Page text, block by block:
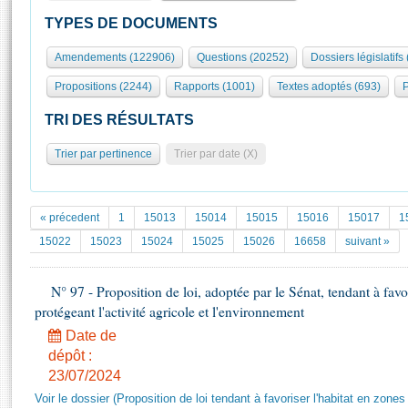
Présidence
577 députés
Groupes politiques
Séance publique
Commissions et autres organes
Europe et International
Pétitions
Documents parlementaires
Projets de loi
Propositions de loi
Amendements
Textes adoptés
Rôle et pouvoirs de l'Assemblée
Organisation de l'Assemblée
Présidence Conférence des Présidents Bureau Collège des
Statistiques et chiffres clés
Documents de référence
( Constitution | Règlement de l'Assemblée ... )
Histoire
Juniors
Anciennes législatures
Liens vers les sites publics
Visiter l'Assemblée
Visite virtuelle du palais Bourbon
Assister à une séance
La Bibliothèque
Les archives
Photos libres de droit
TYPES DE DOCUMENTS
Amendements (122906) Questions (20252) Dossiers législatifs
Propositions (2244) Rapports (1001) Textes adoptés (693)
TRI DES RÉSULTATS
Trier par pertinence Trier par date (X)
« précedent 1 15013 15014 15015 15016 15017
15022
15023 15024 15025 15026 16658 suivant »
N° 97 - Proposition de loi, adoptée par le Sénat, tendant à
protégeant l'activité agricole et l'environnement
Date de
dépôt :
23/07/2024
Voir le dossier (Proposition de loi tendant à favoriser l'habitat en